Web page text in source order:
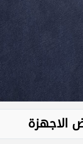
الاجهزة